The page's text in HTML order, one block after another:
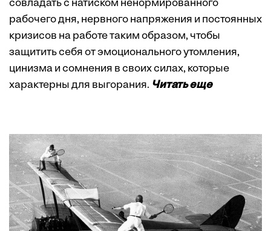
совладать с натиском ненормированного
рабочего дня, нервного напряжения и постоянных
кризисов на работе таким образом, чтобы
защитить себя от эмоционального утомления,
цинизма и сомнения в своих силах, которые
характерны для выгорания. Читать еще